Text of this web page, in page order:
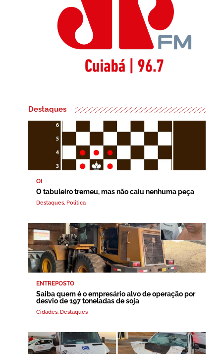
Destaques
OI
O tabuleiro tremeu, mas não caiu nenhuma peça
Destaques, Política
ENTREPOSTO
Saiba quem é o empresário alvo de operação por
desvio de 197 toneladas de soja
Cidades, Destaques